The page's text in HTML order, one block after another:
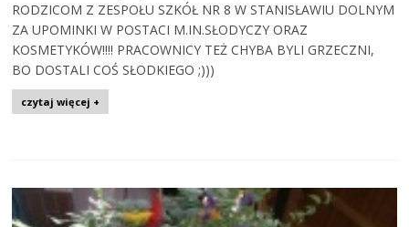
RODZICOM Z ZESPOŁU SZKÓŁ NR 8 W STANISŁAWIU DOLNYM
ZA UPOMINKI W POSTACI M.IN.SŁODYCZY ORAZ
KOSMETYKÓW!!!! PRACOWNICY TEŻ CHYBA BYLI GRZECZNI,
BO DOSTALI COŚ SŁODKIEGO ;)))
czytaj więcej +